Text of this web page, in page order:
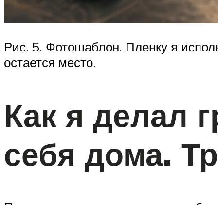
Рис. 5. Фотошаблон. Пленку я
остается место.
Как я делал
себя дома.